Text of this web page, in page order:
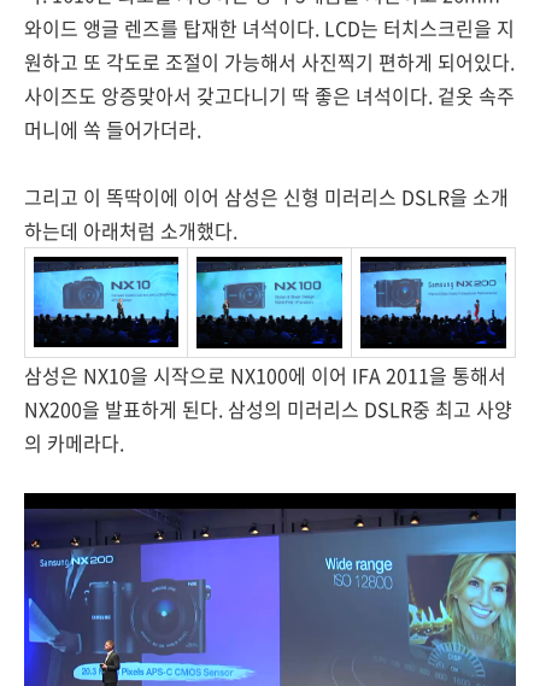
와이드 앵글 렌즈를 탑재한 녀석이다. LCD는 터치스크린을 지
원하고 또 각도로 조절이 가능해서 사진찍기 편하게 되어있다.
사이즈도 앙증맞아서 갖고다니기 딱 좋은 녀석이다. 겉옷 속주
머니에 쏙 들어가더라.
그리고 이 똑딱이에 이어 삼성은 신형 미러리스 DSLR을 소개
하는데 아래처럼 소개했다.
삼성은 NX10을 시작으로 NX100에 이어 IFA 2011을 통해서
NX200을 발표하게 된다. 삼성의 미러리스 DSLR중 최고 사양
의 카메라다.